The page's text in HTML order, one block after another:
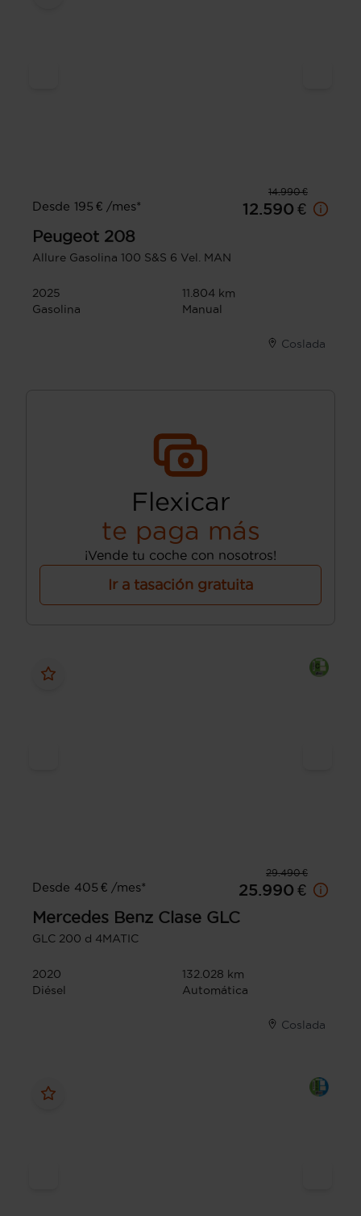
14.990 €
Desde 195 € /mes*
12.590 €
Peugeot 208
Allure Gasolina 100 S&S 6 Vel. MAN
2025
11.804 km
Gasolina
Manual
Coslada
Flexicar
te paga más
¡Vende tu coche con nosotros!
Ir a tasación gratuita
29.490 €
Desde 405 € /mes*
25.990 €
Mercedes Benz Clase GLC
GLC 200 d 4MATIC
2020
132.028 km
Diésel
Automática
Coslada